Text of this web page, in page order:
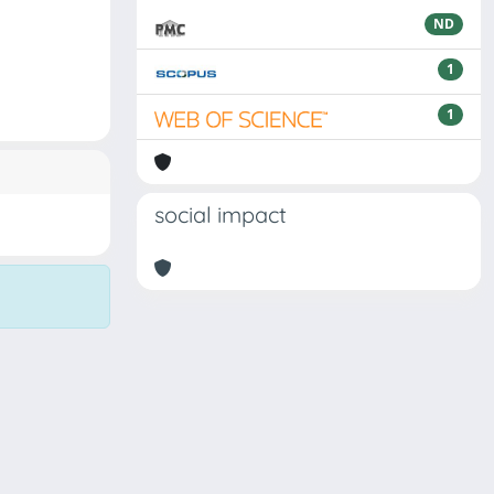
ND
1
1
social impact